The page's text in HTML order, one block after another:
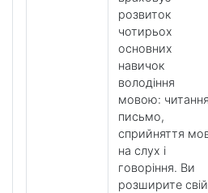
розвиток
чотирьох
основних
навичок
володіння
мовою:
письмо,
сприйняття
на слух і
говоріння. Ви
розширите свій